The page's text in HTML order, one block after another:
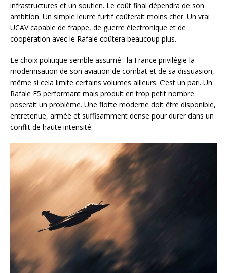
infrastructures et un soutien. Le coût final dépendra de son
ambition. Un simple leurre furtif coûterait moins cher. Un vrai
UCAV capable de frappe, de guerre électronique et de
coopération avec le Rafale coûtera beaucoup plus.
Le choix politique semble assumé : la France privilégie la
modernisation de son aviation de combat et de sa dissuasion,
même si cela limite certains volumes ailleurs. C’est un pari. Un
Rafale F5 performant mais produit en trop petit nombre
poserait un problème. Une flotte moderne doit être disponible,
entretenue, armée et suffisamment dense pour durer dans un
conflit de haute intensité.